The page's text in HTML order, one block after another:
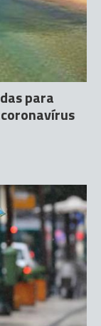
para